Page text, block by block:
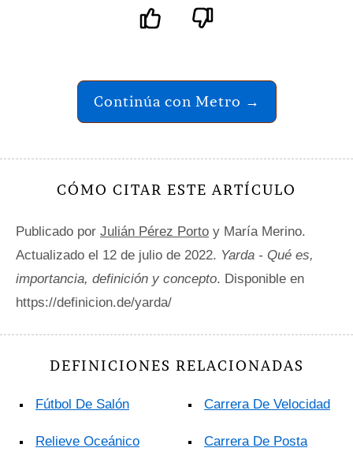
Continúa con Metro →
CÓMO CITAR ESTE ARTÍCULO
Publicado por Julián Pérez Porto y María Merino.
Actualizado el 12 de julio de 2022. Yarda - Qué es,
importancia, definición y concepto. Disponible en
https://definicion.de/yarda/
DEFINICIONES RELACIONADAS
Fútbol De Salón
Relieve Oceánico
Carrera De Velocidad
Carrera De Posta